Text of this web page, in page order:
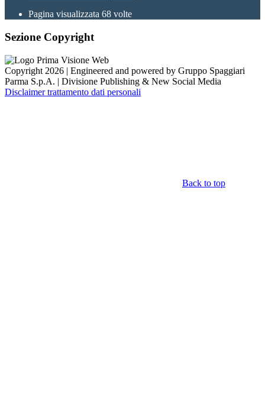
Pagina visualizzata 68 volte
Sezione Copyright
Copyright 2026 | Engineered and powered by Gruppo Spaggiari
Parma S.p.A. | Divisione Publishing & New Social Media
Disclaimer trattamento dati personali
Back to top